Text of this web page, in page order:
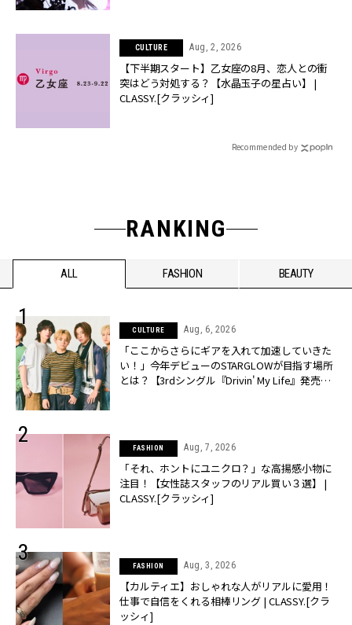
CULTURE Aug, 2, 2026
【下半期スタート】乙女座の8月、恋人との衝
突はどう対処する？【水晶玉子の星占い】 |
CLASSY.[クラッシィ]
Recommended by
RANKING
ALL FASHION BEAUTY
CULTURE Aug, 6, 2026
「ここからさらにギアを入れて加速していきた
い！」今年デビューのSTARGLOWが目指す場所
とは？【3rdシングル『Drivin' My Life』発売】 |
FASHION Aug, 7, 2026
「それ、ホントにユニクロ？」な高揚感小物に
注目！【女性誌スタッフのリアル買い３選】 |
CLASSY.[クラッシィ]
FASHION Aug, 3, 2026
【カルティエ】おしゃれな人がリアルに愛用！
仕事で自信をくれる相棒リング | CLASSY.[クラ
ッシィ]